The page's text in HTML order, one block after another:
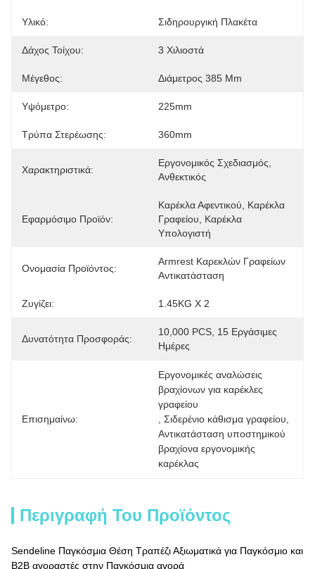
Υλικό: Σιδηρουργική Πλακέτα
Δάχος Τοίχου: 3 Χιλιοστά
Μέγεθος: Διάμετρος 385 Mm
Υψόμετρο: 225mm
Τρύπα Στερέωσης: 360mm
Χαρακτηριστικά:
Εργονομικός Σχεδιασμός,
Ανθεκτικός
Εφαρμόσιμο Προϊόν:
Καρέκλα Αφεντικού, Καρέκλα
Γραφείου, Καρέκλα
Υπολογιστή
Ονομασία Προϊόντος:
Armrest Καρεκλών Γραφείων
Αντικατάσταση
Ζυγίζει: 1.45KG X 2
Δυνατότητα Προσφοράς:
10,000 PCS, 15 Εργάσιμες
Ημέρες
Επισημαίνω:
Εργονομικές αναλώσεις
βραχίονων για καρέκλες
γραφείου
Σιδερένιο κάθισμα γραφείου
Αντικατάσταση υποστημικού
βραχίονα εργονομικής
καρέκλας
Περιγραφή Του Προϊόντος
Sendeline Παγκόσμια Θέση Τραπέζι Αξιωματικά για Παγκόσμιο και
B2B αγοραστές στην Παγκόσμια αγορά